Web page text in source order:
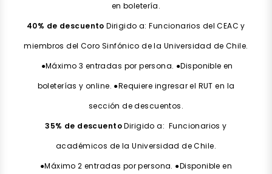
en boletería.
40% de descuento Dirigido a: Funcionarios del CEAC y
miembros del Coro Sinfónico de la Universidad de Chile.
●Máximo 3 entradas por persona. ●Disponible en
boleterías y online. ●Requiere ingresar el RUT en la
sección de descuentos.
35% de descuentoDirigido a: Funcionarios y
académicos de la Universidad de Chile.
●Máximo 2 entradas por persona. ●Disponible en